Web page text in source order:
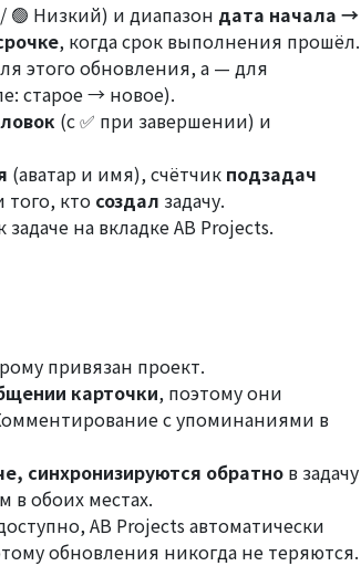
Низкий) и диапазон дата начала →
, когда срок выполнения прошёл.
этого обновления, а — для
старое → новое).
(с ✅ при завершении) и
(аватар и имя), счётчик подзадач
того, кто создал задачу.
на вкладке AB Projects.
привязан проект.
карточки, поэтому они
с упоминаниями в
синхронизируются обратно в задачу
в обоих местах.
AB Projects автоматически
обновления никогда не теряются.